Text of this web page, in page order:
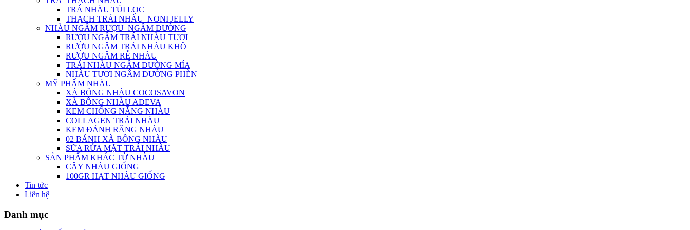
TRÀ NHÀU TÚI LỌC
THẠCH TRÁI NHÀU_NONI JELLY
NHÀU NGÂM RƯỢU_NGÂM ĐƯỜNG
RƯỢU NGÂM TRÁI NHÀU TƯƠI
RƯỢU NGÂM TRÁI NHÀU KHÔ
RƯỢU NGÂM RỄ NHÀU
TRÁI NHÀU NGÂM ĐƯỜNG MÍA
NHÀU TƯƠI NGÂM ĐƯỜNG PHÈN
MỸ PHẨM NHÀU
XÀ BÔNG NHÀU COCOSAVON
XÀ BÔNG NHÀU ADEVA
KEM CHỐNG NẮNG NHÀU
COLLAGEN TRÁI NHÀU
KEM ĐÁNH RĂNG NHÀU
02 BÁNH XÀ BÔNG NHÀU
SỮA RỬA MẶT TRÁI NHÀU
SẢN PHẨM KHÁC TỪ NHÀU
CÂY NHÀU GIỐNG
100GR HẠT NHÀU GIỐNG
Tin tức
Liên hệ
Danh mục